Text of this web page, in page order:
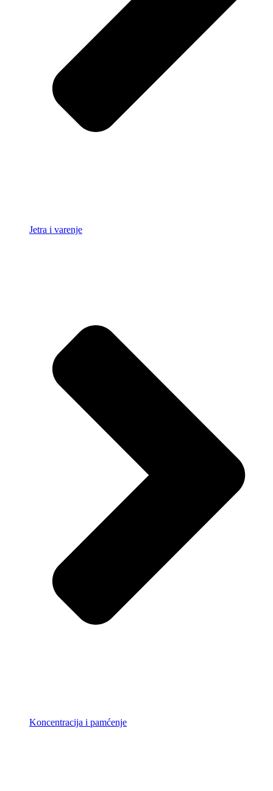
Jetra i varenje
Koncentracija i pamćenje